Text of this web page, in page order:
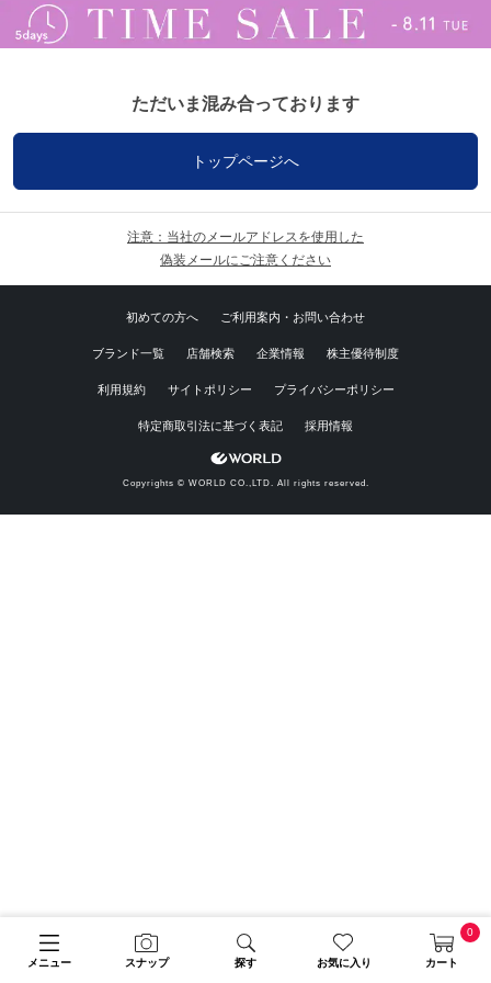
メニュー スナップ 探す お気に入り カート
0
ただいま混み合っております
トップページへ
注意：当社のメールアドレスを使用した
偽装メールにご注意ください
初めての方へ ご利用案内・お問い合わせ
ブランド一覧 店舗検索 企業情報 株主優待制度
利用規約 サイトポリシー プライバシーポリシー
特定商取引法に基づく表記 採用情報
Copyrights © WORLD CO.,LTD. All rights reserved.